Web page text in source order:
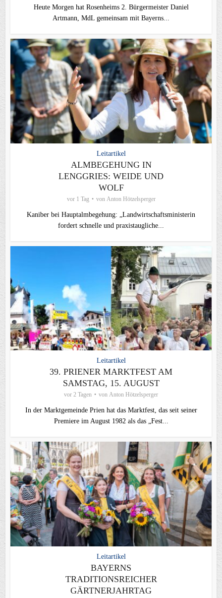
Heute Morgen hat Rosenheims 2. Bürgermeister Daniel
Artmann, MdL gemeinsam mit Bayerns...
Leitartikel
ALMBEGEHUNG IN
LENGGRIES: WEIDE UND
WOLF
vor 1 Tag von Anton Hötzelsperger
Kaniber bei Hauptalmbegehung: „Landwirtschaftsministerin
fordert schnelle und praxistaugliche...
Leitartikel
39. PRIENER MARKTFEST AM
SAMSTAG, 15. AUGUST
vor 2 Tagen von Anton Hötzelsperger
In der Marktgemeinde Prien hat das Marktfest, das seit seiner
Premiere im August 1982 als das „Fest...
Leitartikel
BAYERNS
TRADITIONSREICHER
GÄRTNERJAHRTAG